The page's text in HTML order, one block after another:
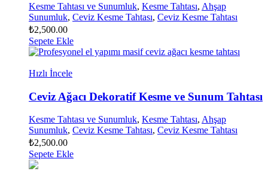
Kesme Tahtası ve Sunumluk, Kesme Tahtası, Ahşap
Sunumluk, Ceviz Kesme Tahtası, Ceviz Kesme Tahtası
₺2,500.00
Sepete Ekle
Hızlı İncele
Ceviz Ağacı Dekoratif Kesme ve Sunum Tahtası
Kesme Tahtası ve Sunumluk, Kesme Tahtası, Ahşap
Sunumluk, Ceviz Kesme Tahtası, Ceviz Kesme Tahtası
₺2,500.00
Sepete Ekle